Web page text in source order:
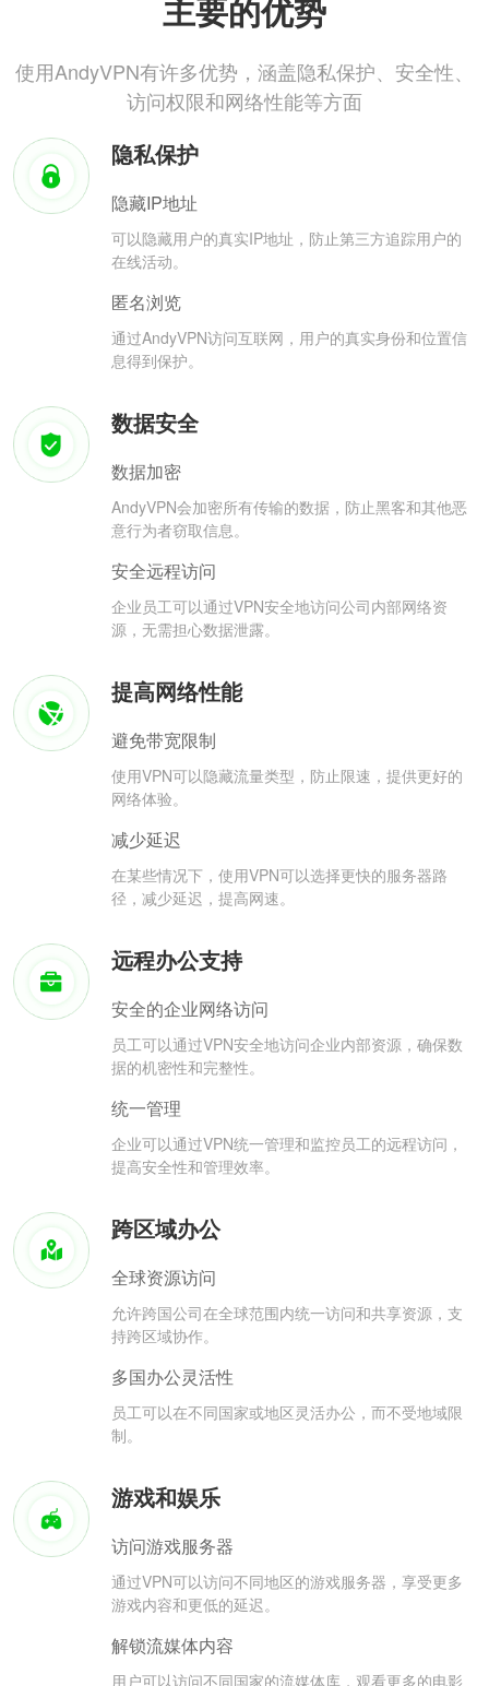
主要的优势
使用AndyVPN有许多优势，涵盖隐私保护、安全性、
访问权限和网络性能等方面
隐私保护
隐藏IP地址
可以隐藏用户的真实IP地址，防止第三方追踪用户的
在线活动。
匿名浏览
通过AndyVPN访问互联网，用户的真实身份和位置信
息得到保护。
数据安全
数据加密
AndyVPN会加密所有传输的数据，防止黑客和其他恶
意行为者窃取信息。
安全远程访问
企业员工可以通过VPN安全地访问公司内部网络资
源，无需担心数据泄露。
提高网络性能
避免带宽限制
使用VPN可以隐藏流量类型，防止限速，提供更好的
网络体验。
减少延迟
在某些情况下，使用VPN可以选择更快的服务器路
径，减少延迟，提高网速。
远程办公支持
安全的企业网络访问
员工可以通过VPN安全地访问企业内部资源，确保数
据的机密性和完整性。
统一管理
企业可以通过VPN统一管理和监控员工的远程访问，
提高安全性和管理效率。
跨区域办公
全球资源访问
允许跨国公司在全球范围内统一访问和共享资源，支
持跨区域协作。
多国办公灵活性
员工可以在不同国家或地区灵活办公，而不受地域限
制。
游戏和娱乐
访问游戏服务器
通过VPN可以访问不同地区的游戏服务器，享受更多
游戏内容和更低的延迟。
解锁流媒体内容
用户可以访问不同国家的流媒体库，观看更多的电影